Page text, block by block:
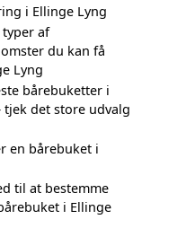
i Ellinge Lyng
af
du kan få
Lyng
bårebuketter i
tjek det store udvalg
en bårebuket i
til at bestemme
i Ellinge